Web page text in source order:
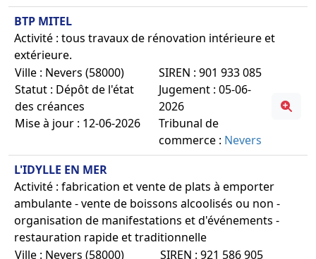
BTP MITEL
Activité : tous travaux de rénovation intérieure et
extérieure.
Ville : Nevers (58000)
Statut : Dépôt de l'état
des créances
Mise à jour : 12-06-2026
SIREN : 901 933 085
Jugement : 05-06-
2026
Tribunal de
commerce : Nevers
L'IDYLLE EN MER
Activité : fabrication et vente de plats à emporter
ambulante - vente de boissons alcoolisés ou non -
organisation de manifestations et d'événements -
restauration rapide et traditionnelle
Ville : Nevers (58000)
SIREN : 921 586 905